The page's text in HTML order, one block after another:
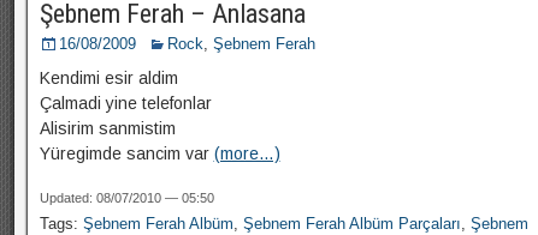
Şebnem Ferah – Anlasana
16/08/2009 Rock, Şebnem Ferah
Kendimi esir aldim
Çalmadi yine telefonlar
Alisirim sanmistim
Yüregimde sancim var (more…)
Updated: 08/07/2010 — 05:50
Tags: Şebnem Ferah Albüm, Şebnem Ferah Albüm Parçaları, Şebnem